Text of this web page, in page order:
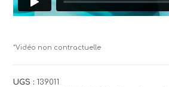
*Vidéo non contractuelle
UGS : 139011